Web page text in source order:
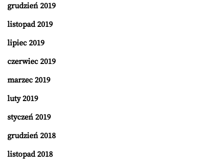
grudzień 2019
listopad 2019
lipiec 2019
czerwiec 2019
marzec 2019
luty 2019
styczeń 2019
grudzień 2018
listopad 2018